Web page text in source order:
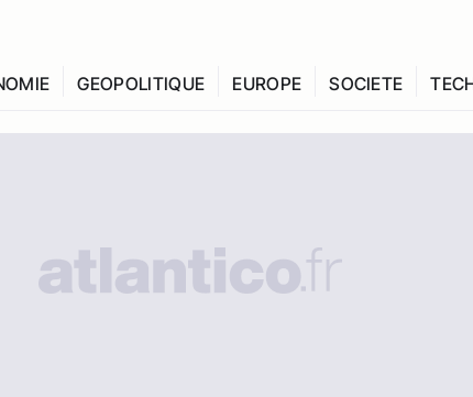
GEOPOLITIQUE EUROPE SOCIETE